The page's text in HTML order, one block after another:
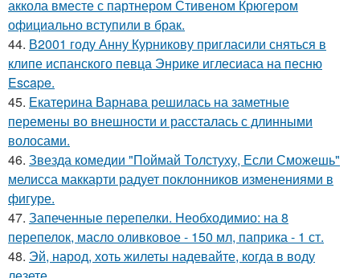
аккола вместе с партнером Стивеном Крюгером
официально вступили в брак.
44. В2001 году Анну Курникову пригласили сняться в
клипе испанского певца Энрике иглесиаса на песню
Escape.
45. Екатерина Варнава решилась на заметные
перемены во внешности и рассталась с длинными
волосами.
46. Звезда комедии "Поймай Толстуху, Если Сможешь"
мелисса маккарти радует поклонников изменениями в
фигуре.
47. Запеченные перепелки. Необходимио: на 8
перепелок, масло оливковое - 150 мл, паприка - 1 ст.
48. Эй, народ, хоть жилеты надевайте, когда в воду